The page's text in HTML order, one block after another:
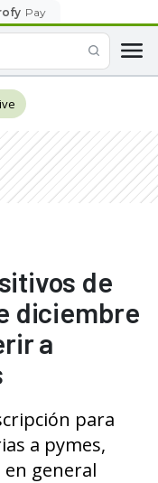
Pay
de
diciembre
a
para
a pymes,
general